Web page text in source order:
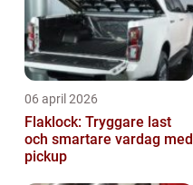
06 april 2026
Flaklock: Tryggare last
och smartare vardag med
pickup